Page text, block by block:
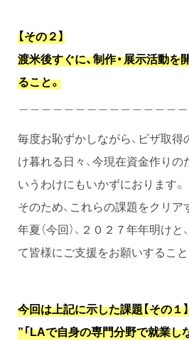
【その２】
渡米後すぐに、制作・展示活動
ること。
毎度お恥ずかしながら、ビザ取
け暮れる日々、今現在資金作り
いうわけにもいかずにおります。
そのため、これらの課題をクリア
年夏（今回）、２０２７年年明け
て皆様にご支援をお願いすること
今回は上記に示した課題【その１
”「LAで自身の専門分野で就業し